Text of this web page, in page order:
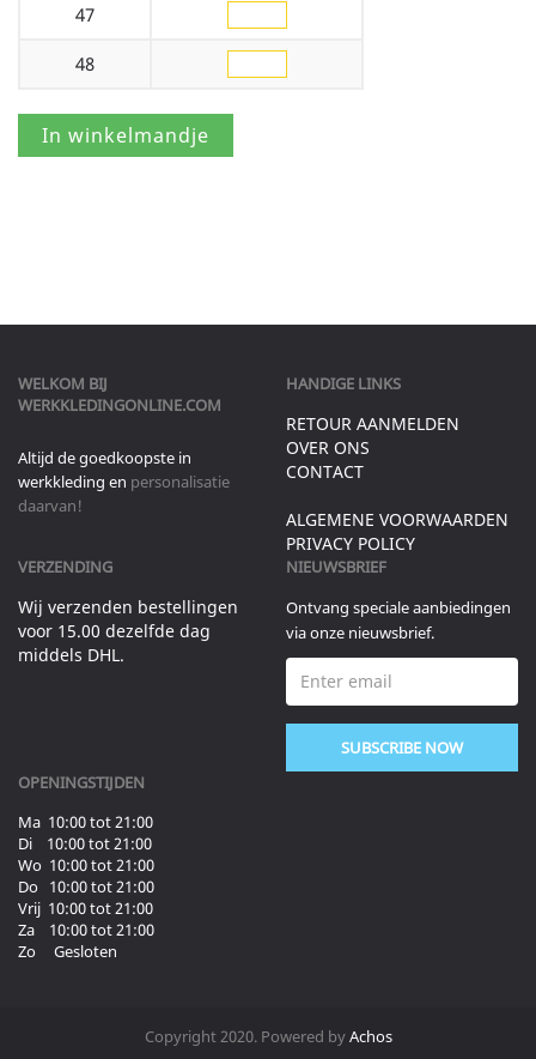
47
48
WELKOM BIJ
WERKKLEDINGONLINE.COM
Altijd de goedkoopste in
werkkleding en personalisatie
daarvan!
HANDIGE LINKS
RETOUR AANMELDEN
OVER ONS
CONTACT
ALGEMENE VOORWAARDEN
PRIVACY POLICY
VERZENDING
Wij verzenden bestellingen
voor 15.00 dezelfde dag
middels DHL.
NIEUWSBRIEF
Ontvang speciale aanbiedingen
via onze nieuwsbrief.
SUBSCRIBE NOW
OPENINGSTIJDEN
Ma 10:00 tot 21:00
Di 10:00 tot 21:00
Wo 10:00 tot 21:00
Do 10:00 tot 21:00
Vrij 10:00 tot 21:00
Za 10:00 tot 21:00
Zo Gesloten
Copyright 2020. Powered byAchos